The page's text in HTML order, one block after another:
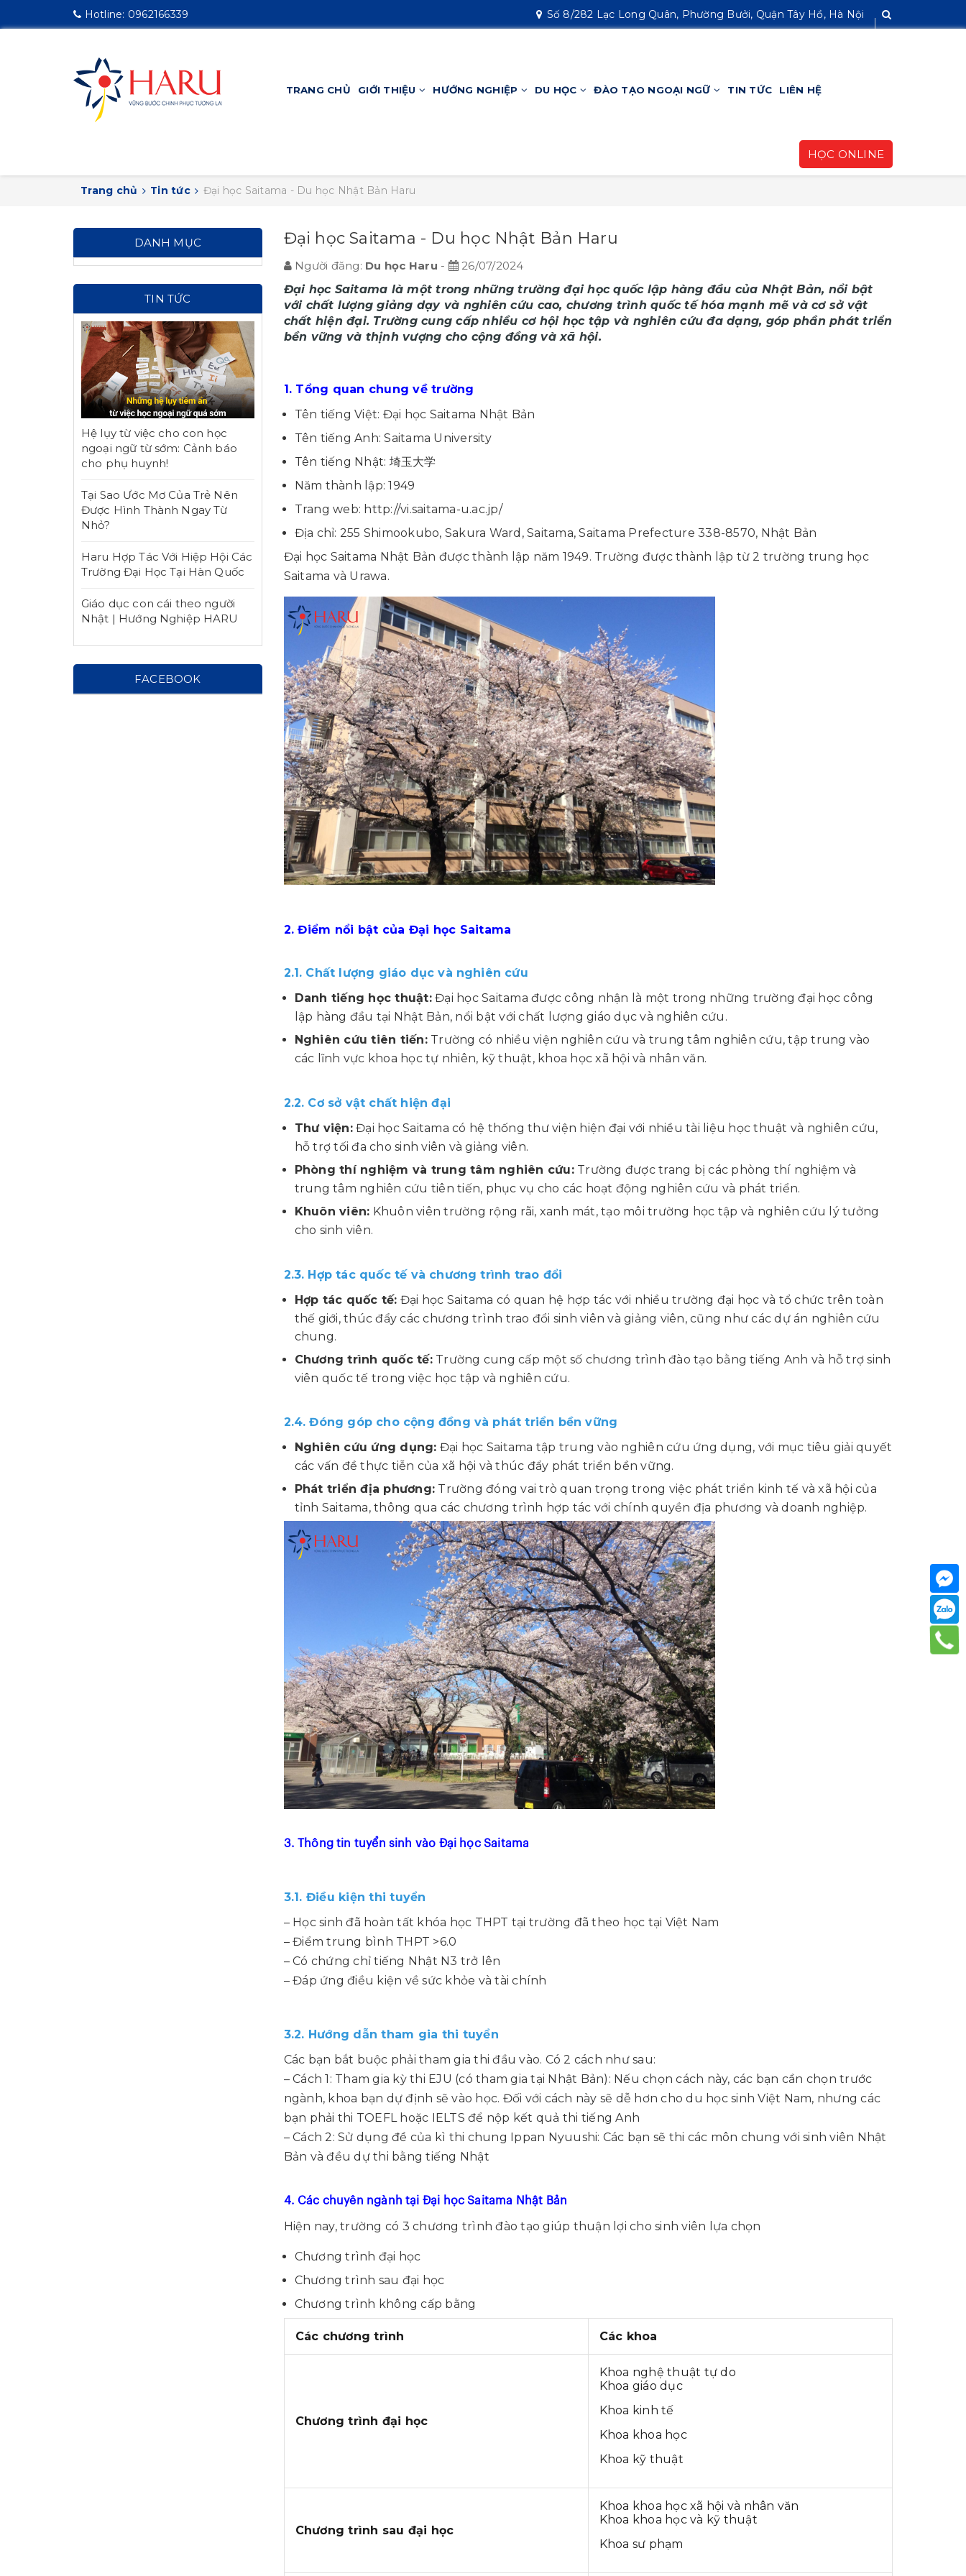
Hotline: 0962166339 Số 8/282 Lạc Long Quân, Phường Bưởi, Quận Tây Hồ, Hà Nội
TRANG CHỦ GIỚI THIỆU HƯỚNG NGHIỆP DU HỌC ĐÀO TẠO NGOẠI NGỮ TIN TỨC LIÊN HỆ
HỌC ONLINE
Trang chủ Tin tức Đại học Saitama - Du học Nhật Bản Haru
Đại học Saitama - Du học Nhật Bản Haru
Người đăng: Du học Haru -
26/07/2024
Đại học Saitama là một trong những trường đại học quốc lập hàng đầu của Nhật Bản, nổi bật
với chất lượng giảng dạy và nghiên cứu cao, chương trình quốc tế hóa mạnh mẽ và cơ sở vật
chất hiện đại. Trường cung cấp nhiều cơ hội học tập và nghiên cứu đa dạng, góp phần phát triển
bền vững và thịnh vượng cho cộng đồng và xã hội.
1. Tổng quan chung về trường
Tên tiếng Việt: Đại học Saitama Nhật Bản
Tên tiếng Anh: Saitama University
Tên tiếng Nhật: 埼玉大学
Năm thành lập: 1949
Trang web: http://vi.saitama-u.ac.jp/
Địa chỉ: 255 Shimookubo, Sakura Ward, Saitama, Saitama Prefecture 338-8570, Nhật Bản
Đại học Saitama Nhật Bản được thành lập năm 1949. Trường được thành lập từ 2 trường trung học
Saitama và Urawa.
2. Điểm nổi bật của Đại học Saitama
2.1. Chất lượng giáo dục và nghiên cứu
Danh tiếng học thuật:Đại học Saitama được công nhận là một trong những trường đại học công
lập hàng đầu tại Nhật Bản, nổi bật với chất lượng giáo dục và nghiên cứu.
Nghiên cứu tiên tiến:Trường có nhiều viện nghiên cứu và trung tâm nghiên cứu, tập trung vào
các lĩnh vực khoa học tự nhiên, kỹ thuật, khoa học xã hội và nhân văn.
2.2. Cơ sở vật chất hiện đại
Thư viện:Đại học Saitama có hệ thống thư viện hiện đại với nhiều tài liệu học thuật và nghiên cứu,
hỗ trợ tối đa cho sinh viên và giảng viên.
Phòng thí nghiệm và trung tâm nghiên cứu:Trường được trang bị các phòng thí nghiệm và
trung tâm nghiên cứu tiên tiến, phục vụ cho các hoạt động nghiên cứu và phát triển.
Khuôn viên: Khuôn viên trường rộng rãi, xanh mát, tạo môi trường học tập và nghiên cứu lý tưởng
cho sinh viên.
2.3. Hợp tác quốc tế và chương trình trao đổi
Hợp tác quốc tế: Đại học Saitama có quan hệ hợp tác với nhiều trường đại học và tổ chức trên toàn
thế giới, thúc đẩy các chương trình trao đổi sinh viên và giảng viên, cũng như các dự án nghiên cứu
chung.
Chương trình quốc tế:Trường cung cấp một số chương trình đào tạo bằng tiếng Anh và hỗ trợ sinh
viên quốc tế trong việc học tập và nghiên cứu.
2.4. Đóng góp cho cộng đồng và phát triển bền vững
Nghiên cứu ứng dụng: Đại học Saitama tập trung vào nghiên cứu ứng dụng, với mục tiêu giải quyết
các vấn đề thực tiễn của xã hội và thúc đẩy phát triển bền vững.
Phát triển địa phương: Trường đóng vai trò quan trọng trong việc phát triển kinh tế và xã hội của
tỉnh Saitama, thông qua các chương trình hợp tác với chính quyền địa phương và doanh nghiệp.
3. Thông tin tuyển sinh vào Đại học Saitama
3.1. Điều kiện thi tuyển
– Học sinh đã hoàn tất khóa học THPT tại trường đã theo học tại Việt Nam
– Điểm trung bình THPT >6.0
– Có chứng chỉ tiếng Nhật N3 trở lên
– Đáp ứng điều kiện về sức khỏe và tài chính
3.2. Hướng dẫn tham gia thi tuyển
Các bạn bắt buộc phải tham gia thi đầu vào. Có 2 cách như sau:
– Cách 1: Tham gia kỳ thi EJU (có tham gia tại Nhật Bản): Nếu chọn cách này, các bạn cần chọn trước
ngành, khoa bạn dự định sẽ vào học. Đối với cách này sẽ dễ hơn cho du học sinh Việt Nam, nhưng các
bạn phải thi TOEFL hoặc IELTS để nộp kết quả thi tiếng Anh
– Cách 2: Sử dụng đề của kì thi chung Ippan Nyuushi: Các bạn sẽ thi các môn chung với sinh viên Nhật
Bản và đều dự thi bằng tiếng Nhật
4. Các chuyên ngành tại Đại học Saitama Nhật Bản
Hiện nay, trường có 3 chương trình đào tạo giúp thuận lợi cho sinh viên lựa chọn
Chương trình đại học
Chương trình sau đại học
Chương trình không cấp bằng
Các chương trình Các khoa
Chương trình đại học
Khoa nghệ thuật tự do
Khoa giáo dục
Khoa kinh tế
Khoa khoa học
Khoa kỹ thuật
Chương trình sau đại học
Khoa khoa học xã hội và nhân văn
Khoa khoa học và kỹ thuật
Khoa sư phạm
DANH MỤC
TIN TỨC
Hệ lụy từ việc cho con học
ngoại ngữ từ sớm: Cảnh báo
cho phụ huynh!
Tại Sao Ước Mơ Của Trẻ Nên
Được Hình Thành Ngay Từ
Nhỏ?
Haru Hợp Tác Với Hiệp Hội Các
Trường Đại Học Tại Hàn Quốc
Giáo dục con cái theo người
Nhật | Hướng Nghiệp HARU
FACEBOOK